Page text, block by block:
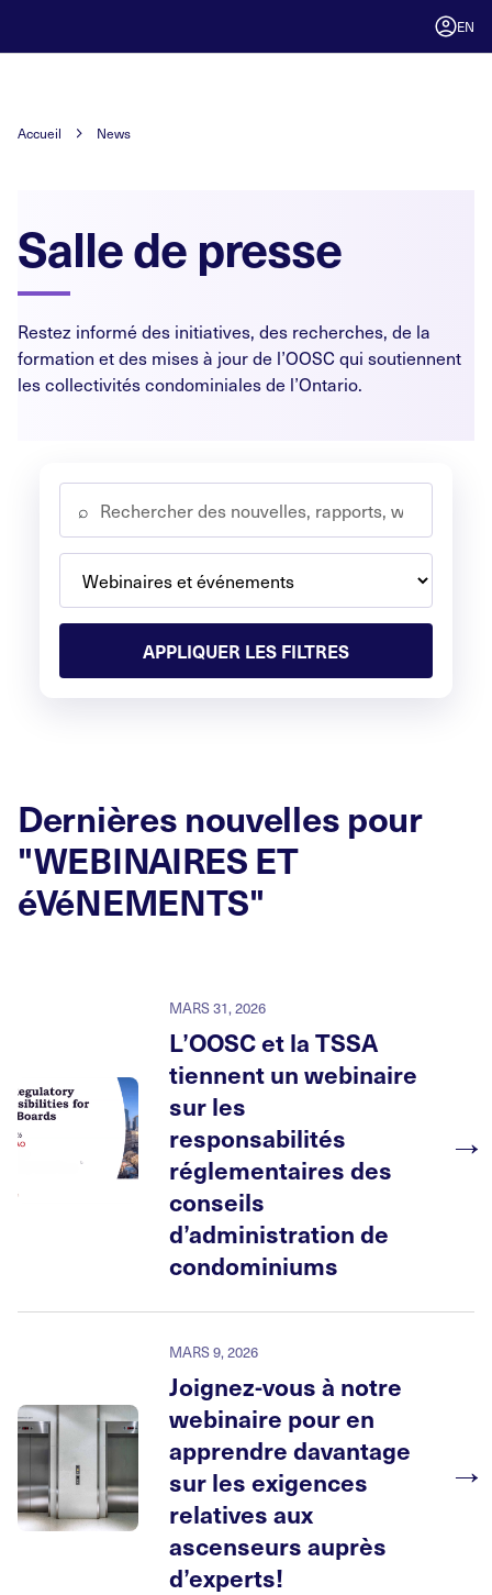
EN
Accueil News
Salle de presse
Restez informé des initiatives, des recherches, de la
formation et des mises à jour de l’OOSC qui soutiennent
les collectivités condominiales de l’Ontario.
⌕
APPLIQUER LES FILTRES
Dernières nouvelles pour
"WEBINAIRES ET
éVéNEMENTS"
MARS 31, 2026
L’OOSC et la TSSA
tiennent un webinaire
sur les
responsabilités
réglementaires des
conseils
d’administration de
condominiums
→
MARS 9, 2026
Joignez-vous à notre
webinaire pour en
apprendre davantage
sur les exigences
relatives aux
ascenseurs auprès
d’experts!
→